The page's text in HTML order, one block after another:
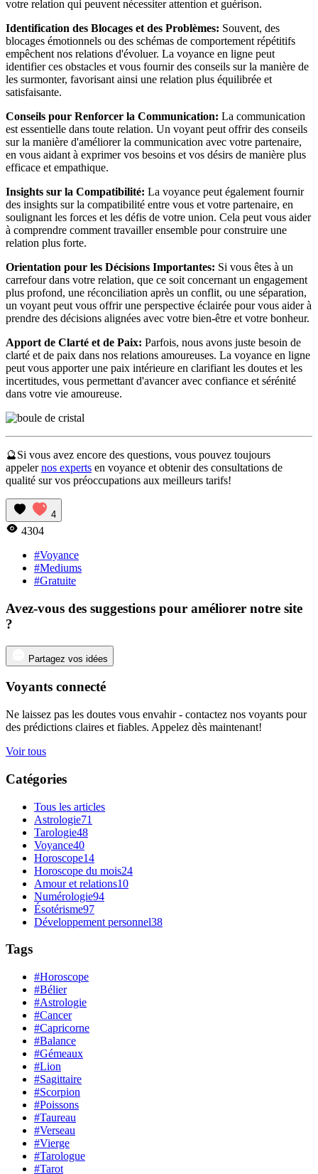
votre relation qui peuvent nécessiter attention et guérison.
Identification des Blocages et des Problèmes: Souvent, des
blocages émotionnels ou des schémas de comportement répétitifs
empêchent nos relations d'évoluer. La voyance en ligne peut
identifier ces obstacles et vous fournir des conseils sur la manière de
les surmonter, favorisant ainsi une relation plus équilibrée et
satisfaisante.
Conseils pour Renforcer la Communication: La communication
est essentielle dans toute relation. Un voyant peut offrir des conseils
sur la manière d'améliorer la communication avec votre partenaire,
en vous aidant à exprimer vos besoins et vos désirs de manière plus
efficace et empathique.
Insights sur la Compatibilité: La voyance peut également fournir
des insights sur la compatibilité entre vous et votre partenaire, en
soulignant les forces et les défis de votre union. Cela peut vous aider
à comprendre comment travailler ensemble pour construire une
relation plus forte.
Orientation pour les Décisions Importantes: Si vous êtes à un
carrefour dans votre relation, que ce soit concernant un engagement
plus profond, une réconciliation après un conflit, ou une séparation,
un voyant peut vous offrir une perspective éclairée pour vous aider à
prendre des décisions alignées avec votre bien-être et votre bonheur.
Apport de Clarté et de Paix: Parfois, nous avons juste besoin de
clarté et de paix dans nos relations amoureuses. La voyance en ligne
peut vous apporter une paix intérieure en clarifiant les doutes et les
incertitudes, vous permettant d'avancer avec confiance et sérénité
dans votre vie amoureuse.
🔮Si vous avez encore des questions, vous pouvez toujours
appelernos experts en voyance et obtenir des consultations de
qualité sur vos préoccupations aux meilleurs tarifs!
4
4304
#Voyance
#Mediums
#Gratuite
Avez-vous des suggestions pour améliorer notre site
?
Partagez vos idées
Voyants connecté
Ne laissez pas les doutes vous envahir - contactez nos voyants pour
des prédictions claires et fiables. Appelez dès maintenant!
Voir tous
Catégories
Tous les articles
Astrologie71
Tarologie48
Voyance40
Horoscope14
Horoscope du mois24
Amour et relations10
Numérologie94
Ésotérisme97
Développement personnel38
Tags
#Horoscope
#Bélier
#Astrologie
#Cancer
#Capricorne
#Balance
#Gémeaux
#Lion
#Sagittaire
#Scorpion
#Poissons
#Taureau
#Verseau
#Vierge
#Tarologue
#Tarot